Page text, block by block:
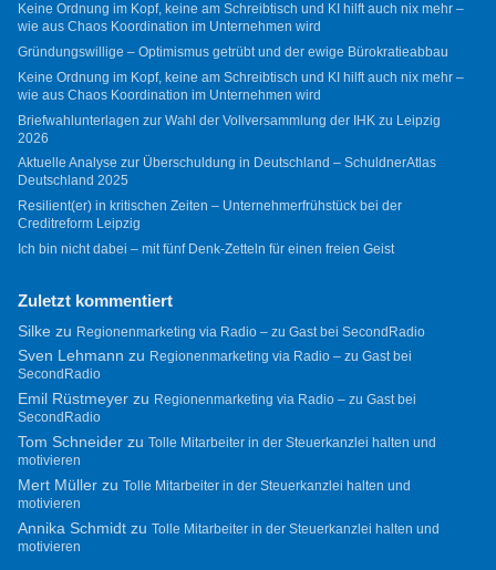
Keine Ordnung im Kopf, keine am Schreibtisch und KI hilft auch nix mehr –
wie aus Chaos Koordination im Unternehmen wird
Gründungswillige – Optimismus getrübt und der ewige Bürokratieabbau
Keine Ordnung im Kopf, keine am Schreibtisch und KI hilft auch nix mehr –
wie aus Chaos Koordination im Unternehmen wird
Briefwahlunterlagen zur Wahl der Vollversammlung der IHK zu Leipzig
2026
Aktuelle Analyse zur Überschuldung in Deutschland – SchuldnerAtlas
Deutschland 2025
Resilient(er) in kritischen Zeiten – Unternehmerfrühstück bei der
Creditreform Leipzig
Ich bin nicht dabei – mit fünf Denk-Zetteln für einen freien Geist
Zuletzt kommentiert
Silkezu Regionenmarketing via Radio – zu Gast bei SecondRadio
Sven Lehmann zu Regionenmarketing via Radio – zu Gast bei
SecondRadio
Emil Rüstmeyerzu Regionenmarketing via Radio – zu Gast bei
SecondRadio
Tom Schneiderzu Tolle Mitarbeiter in der Steuerkanzlei halten und
motivieren
Mert Müllerzu Tolle Mitarbeiter in der Steuerkanzlei halten und
motivieren
Annika Schmidtzu Tolle Mitarbeiter in der Steuerkanzlei halten und
motivieren